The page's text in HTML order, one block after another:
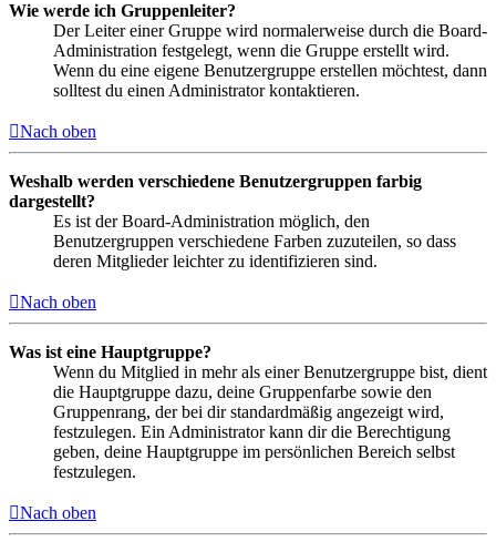
Wie werde ich Gruppenleiter?
Der Leiter einer Gruppe wird normalerweise durch die Board-
Administration festgelegt, wenn die Gruppe erstellt wird.
Wenn du eine eigene Benutzergruppe erstellen möchtest, dann
solltest du einen Administrator kontaktieren.
Nach oben
Weshalb werden verschiedene Benutzergruppen farbig
dargestellt?
Es ist der Board-Administration möglich, den
Benutzergruppen verschiedene Farben zuzuteilen, so dass
deren Mitglieder leichter zu identifizieren sind.
Nach oben
Was ist eine Hauptgruppe?
Wenn du Mitglied in mehr als einer Benutzergruppe bist, dient
die Hauptgruppe dazu, deine Gruppenfarbe sowie den
Gruppenrang, der bei dir standardmäßig angezeigt wird,
festzulegen. Ein Administrator kann dir die Berechtigung
geben, deine Hauptgruppe im persönlichen Bereich selbst
festzulegen.
Nach oben